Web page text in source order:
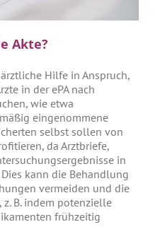
Akte?
Hilfe in Anspruch,
in der ePA nach
wie etwa
eingenommene
selbst sollen von
da Arztbriefe,
in
kann die Behandlung
vermeiden und die
B. indem potenzielle
frühzeitig